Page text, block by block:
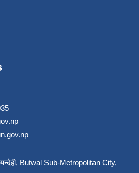
Butwal Sub-Metropolitan City,